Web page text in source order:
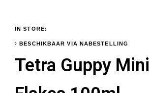
IN STORE:
BESCHIKBAAR VIA NABESTELLING
Tetra Guppy Mini